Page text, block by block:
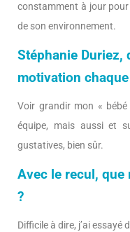
constamment à jour
de son environnement.
Stéphanie Duriez,
motivation
Voir grandir mon « bébé
équipe, mais aussi et
gustatives, bien sûr.
Avec le recul,
?
Difficile à dire, j’ai essayé